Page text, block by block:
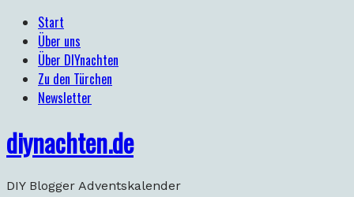
Start
Über uns
Über DIYnachten
Zu den Türchen
Newsletter
diynachten.de
DIY Blogger Adventskalender